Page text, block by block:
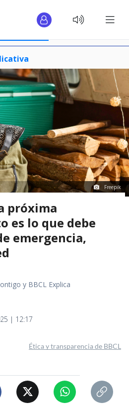
Freepik
próxima
es lo que debe
emergencia,
y BBCL Explica
| 12:17
Ética y transparencia de BBCL